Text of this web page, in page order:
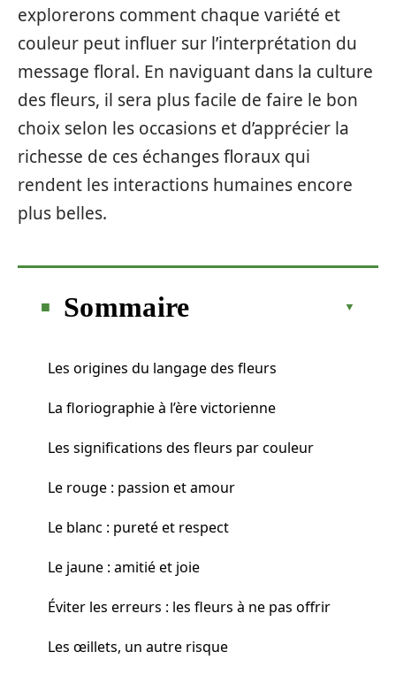
explorerons comment chaque variété et
couleur peut influer sur l’interprétation du
message floral. En naviguant dans la culture
des fleurs, il sera plus facile de faire le bon
choix selon les occasions et d’apprécier la
richesse de ces échanges floraux qui
rendent les interactions humaines encore
plus belles.
Sommaire
Les origines du langage des fleurs
La floriographie à l’ère victorienne
Les significations des fleurs par couleur
Le rouge : passion et amour
Le blanc : pureté et respect
Le jaune : amitié et joie
Éviter les erreurs : les fleurs à ne pas offrir
Les œillets, un autre risque